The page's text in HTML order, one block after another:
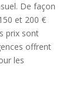
De façon
et 200 €
prix sont
offrent
les